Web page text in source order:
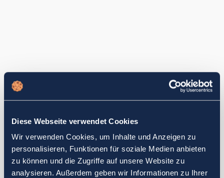
Diese Webseite verwendet Cookies
Wir verwenden Cookies, um Inhalte und Anzeigen zu
personalisieren, Funktionen für soziale Medien anbieten
zu können und die Zugriffe auf unsere Website zu
analysieren. Außerdem geben wir Informationen zu Ihrer